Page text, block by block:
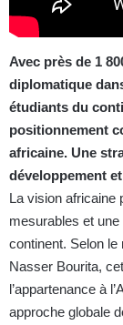
Avec près de 1
diplomatique
étudiants du
positionnement
africaine. Une
développement
La vision africaine
mesurables et
continent. Selon
Nasser Bourita,
l’appartenance à
approche globale